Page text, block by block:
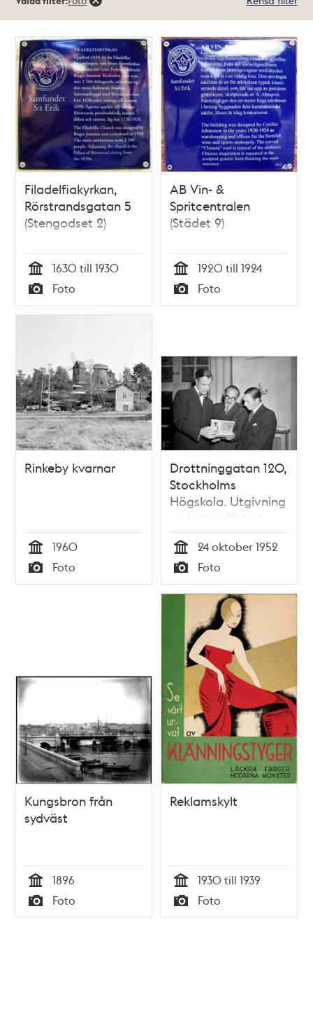
träffar
Filadelfiakyrkan,
Rörstrandsgatan 5
(Stengodset 2)
Tid
1630 till 1930
Typ
Foto
AB Vin- &
Spritcentralen
(Städet 9)
Tid
1920 till 1924
Typ
Foto
Rinkeby kvarnar
Tid
1960
Typ
Foto
Drottninggatan 120,
Stockholms
Högskola. Utgivning
av boken ""Med
Norsel till
Maudheim och
Antarktis"" firas på
Geografiska
institutet. Till
vänster Dr. Valter
Schytt
Tid
24 oktober 1952
Typ
Foto
Kungsbron från
sydväst
Tid
1896
Typ
Foto
Reklamskylt
Tid
1930 till 1939
Typ
Foto